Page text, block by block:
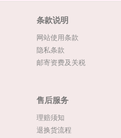
条款说明
网站使用条款
隐私条款
邮寄资费及关税
售后服务
理赔须知
退换货流程